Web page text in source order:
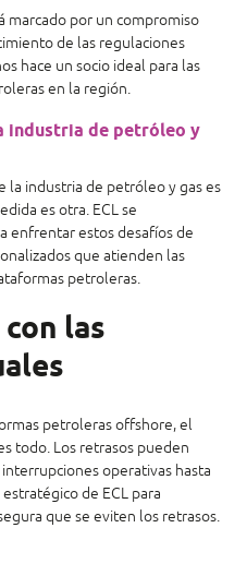
marcado por un compromiso
de las regulaciones
hace un socio ideal para las
en la región.
industria de petróleo y
la industria de petróleo y gas es
es otra. ECL se
enfrentar estos desafíos de
que atienden las
petroleras.
las
petroleras offshore, el
todo. Los retrasos pueden
operativas hasta
de ECL para
que se eviten los retrasos.